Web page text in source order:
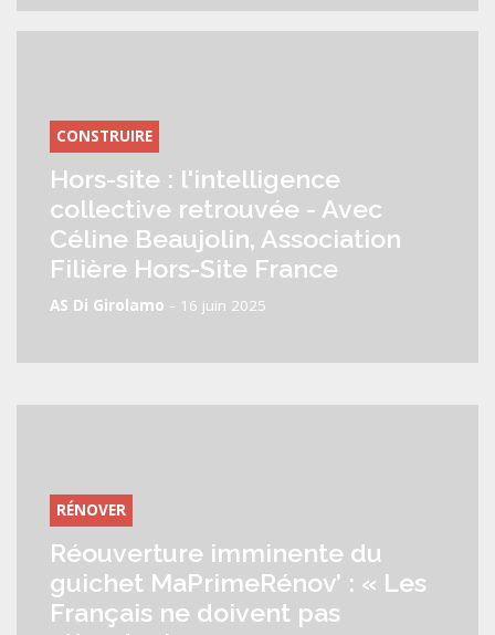
CONSTRUIRE
Hors-site : l'intelligence
collective retrouvée - Avec
Céline Beaujolin, Association
Filière Hors-Site France
AS Di Girolamo - 16 juin 2025
RÉNOVER
Réouverture imminente du
guichet MaPrimeRénov’ : « Les
Français ne doivent pas